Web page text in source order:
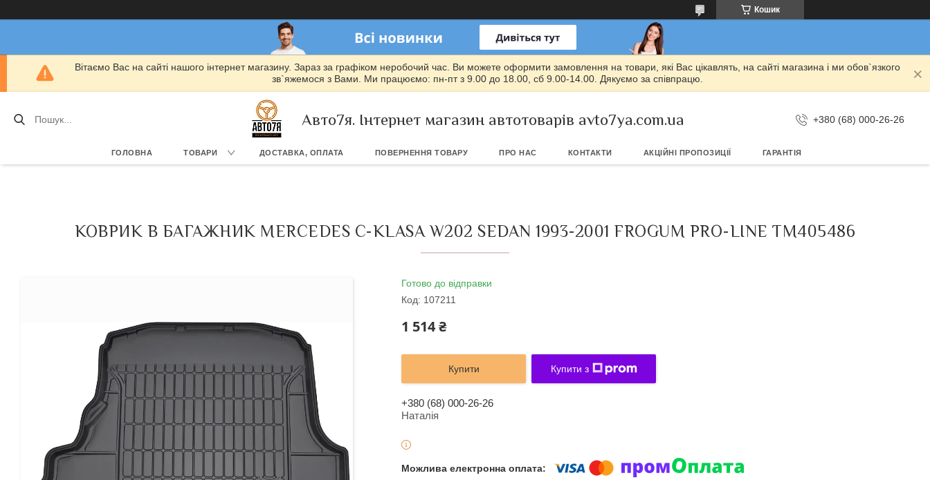
Кошик
Вітаємо Вас на сайті нашого інтернет магазину. Зараз за графіком неробочий час. Ви можете оформити замовлення на товари, які Вас цікавлять, на сайті магазина і ми обов`язкого
зв`яжемося з Вами. Ми працюємо: пн-пт з 9.00 до 18.00, сб 9.00-14.00. Дякуємо за співпрацю.
Авто7я. Інтернет магазин автотоварів avto7ya.com.ua +380 (68) 000-26-26
ГОЛОВНА ТОВАРИ ДОСТАВКА, ОПЛАТА ПОВЕРНЕННЯ ТОВАРУ ПРО НАС КОНТАКТИ АКЦІЙНІ ПРОПОЗИЦІЇ ГАРАНТІЯ
КОВРИК В БАГАЖНИК MERCEDES C-KLASA W202 SEDAN 1993-2001 FROGUM PRO-LINE TM405486
Готово до відправки
Код: 107211
1 514 ₴
Купити Купити з
+380 (68) 000-26-26
Наталія